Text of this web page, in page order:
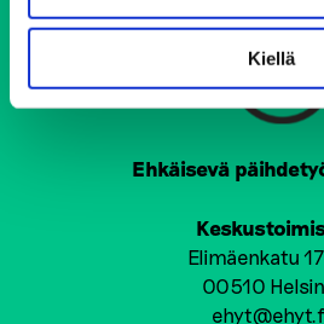
Kiellä
Ehkäisevä
Elimäenkatu
00510